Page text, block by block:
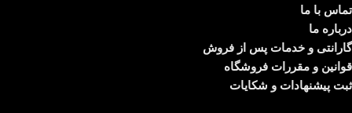
تماس با ما
درباره ما
گارانتی و خدمات پس از فروش
قوانین و مقررات فروشگاه
ثبت پیشنهادات و شکایات